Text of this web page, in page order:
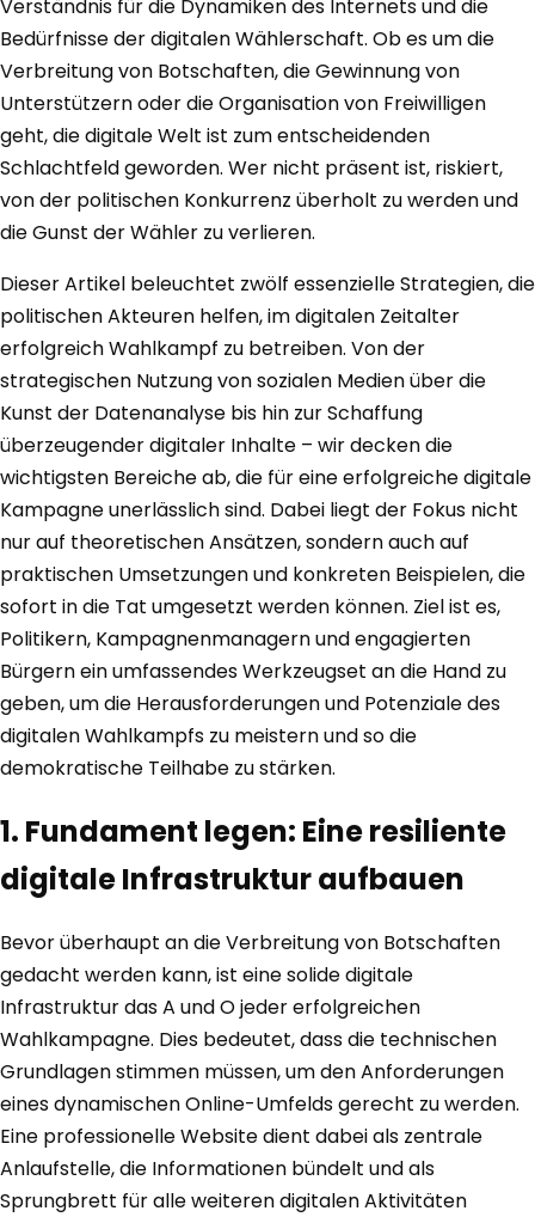
Verständnis für die Dynamiken des Internets und die
Bedürfnisse der digitalen Wählerschaft. Ob es um die
Verbreitung von Botschaften, die Gewinnung von
Unterstützern oder die Organisation von Freiwilligen
geht, die digitale Welt ist zum entscheidenden
Schlachtfeld geworden. Wer nicht präsent ist, riskiert,
von der politischen Konkurrenz überholt zu werden und
die Gunst der Wähler zu verlieren.
Dieser Artikel beleuchtet zwölf essenzielle Strategien, die
politischen Akteuren helfen, im digitalen Zeitalter
erfolgreich Wahlkampf zu betreiben. Von der
strategischen Nutzung von sozialen Medien über die
Kunst der Datenanalyse bis hin zur Schaffung
überzeugender digitaler Inhalte – wir decken die
wichtigsten Bereiche ab, die für eine erfolgreiche digitale
Kampagne unerlässlich sind. Dabei liegt der Fokus nicht
nur auf theoretischen Ansätzen, sondern auch auf
praktischen Umsetzungen und konkreten Beispielen, die
sofort in die Tat umgesetzt werden können. Ziel ist es,
Politikern, Kampagnenmanagern und engagierten
Bürgern ein umfassendes Werkzeugset an die Hand zu
geben, um die Herausforderungen und Potenziale des
digitalen Wahlkampfs zu meistern und so die
demokratische Teilhabe zu stärken.
1. Fundament legen: Eine resiliente
digitale Infrastruktur aufbauen
Bevor überhaupt an die Verbreitung von Botschaften
gedacht werden kann, ist eine solide digitale
Infrastruktur das A und O jeder erfolgreichen
Wahlkampagne. Dies bedeutet, dass die technischen
Grundlagen stimmen müssen, um den Anforderungen
eines dynamischen Online-Umfelds gerecht zu werden.
Eine professionelle Website dient dabei als zentrale
Anlaufstelle, die Informationen bündelt und als
Sprungbrett für alle weiteren digitalen Aktivitäten